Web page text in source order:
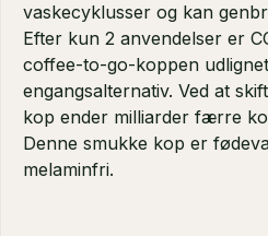
vaskecyklusser og kan
Efter kun 2 anvendelser er
coffee-to-go-koppen
engangsalternativ. Ved at
kop ender milliarder færre
Denne smukke kop er
melaminfri.